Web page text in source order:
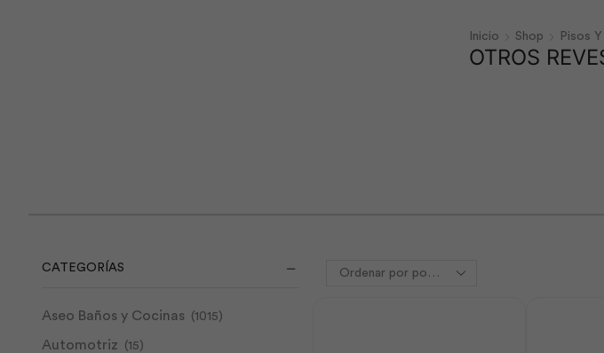
Inicio Shop Pisos
OTROS
CATEGORÍAS
Aseo Baños y Cocinas (1015)
Automotriz (15)